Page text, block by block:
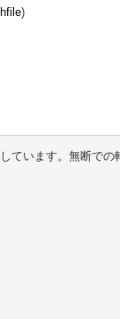
)
ています。無断での